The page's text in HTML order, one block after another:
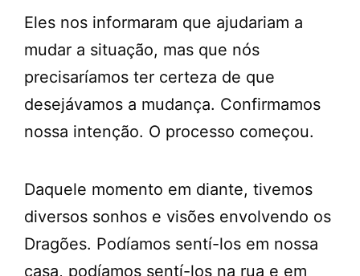
Eles nos informaram que ajudariam a
mudar a situação, mas que nós
precisaríamos ter certeza de que
desejávamos a mudança. Confirmamos
nossa intenção. O processo começou.
Daquele momento em diante, tivemos
diversos sonhos e visões envolvendo os
Dragões. Podíamos sentí-los em nossa
casa, podíamos sentí-los na rua e em